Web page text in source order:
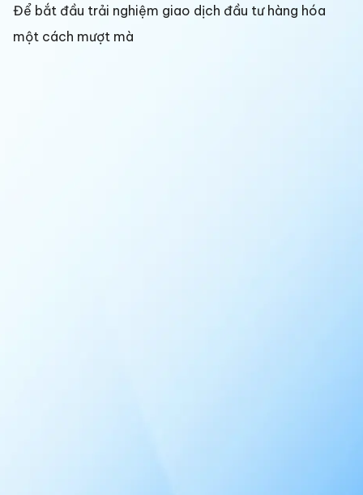
Để bắt đầu trải nghiệm giao dịch đầu tư hàng hóa
một cách mượt mà